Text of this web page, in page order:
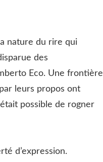
nature du rire qui
des
Eco. Une frontière
leurs propos ont
possible de rogner
d’expression.